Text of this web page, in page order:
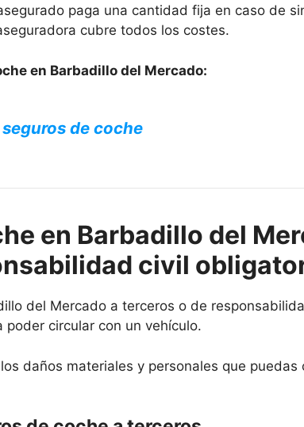
paga una cantidad fija en caso de
cubre todos los costes.
en Barbadillo del Mercado:
de coche
en Barbadillo del
civil
del Mercado a terceros o de
circular con un vehículo.
daños materiales y personales que